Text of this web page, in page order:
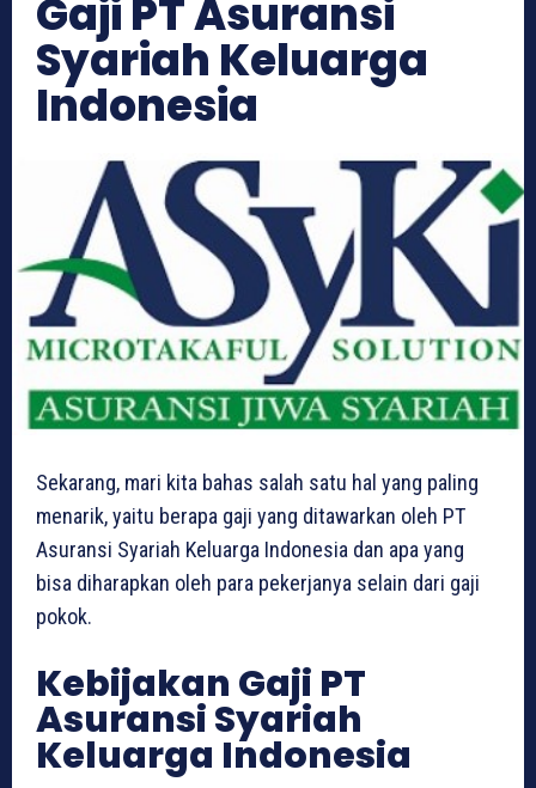
Gaji PT Asuransi
Syariah Keluarga
Indonesia
Sekarang, mari kita bahas salah satu hal yang paling
menarik, yaitu berapa gaji yang ditawarkan oleh PT
Asuransi Syariah Keluarga Indonesia dan apa yang
bisa diharapkan oleh para pekerjanya selain dari gaji
pokok.
Kebijakan Gaji PT
Asuransi Syariah
Keluarga Indonesia